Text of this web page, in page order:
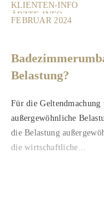
KLIENTEN-INFO
ÄRZTE-INFO
FEBRUAR 2024
Belastung?
Für die Geltendmachung
außergewöhnliche
die Belastung
die wirtschaftliche...